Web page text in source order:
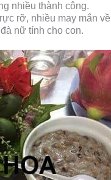
nhiều thành công.
rỡ, nhiều may mắn
nữ tính cho con.